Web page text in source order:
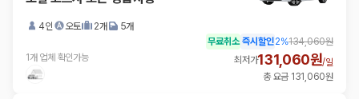
4인 오토 2개 5개
1개 업체 확인가능
무료취소 즉시할인2%134,060원
최저가131,060원/일
총 요금 131,060원